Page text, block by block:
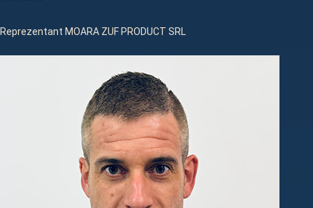
Reprezentant MOARA ZUF PRODUCT SRL